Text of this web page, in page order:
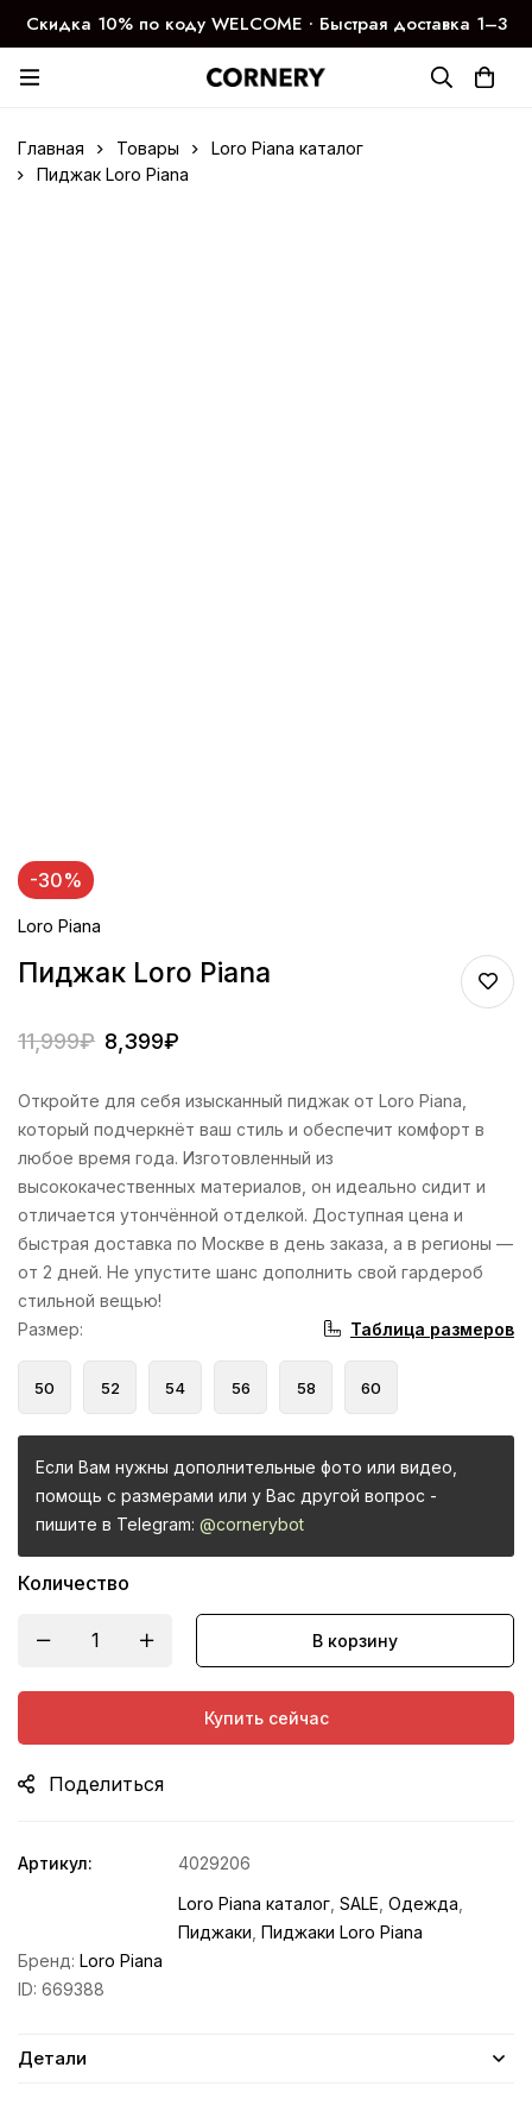
Скидка 10% по коду WELCOME ∙ Быстрая доставка 1–3
дня
Главная Товары
Loro Piana каталог
Пиджак Loro Piana
-30%
Loro Piana
Пиджак Loro Piana
11,999₽ 8,399₽
Откройте для себя изысканный пиджак от Loro Piana,
который подчеркнёт ваш стиль и обеспечит комфорт в
любое время года. Изготовленный из
высококачественных материалов, он идеально сидит и
отличается утончённой отделкой. Доступная цена и
быстрая доставка по Москве в день заказа, а в регионы —
от 2 дней. Не упустите шанс дополнить свой гардероб
стильной вещью!
Размер: Таблица размеров
50 52 54 56 58 60
Если Вам нужны дополнительные фото или видео,
помощь с размерами или у Вас другой вопрос -
пишите в Telegram: @cornerybot
Количество
В корзину
Купить сейчас
Поделиться
Артикул:
4029206
Loro Piana каталог SALE Одежда
Пиджаки Пиджаки Loro Piana
Бренд: Loro Piana
ID: 669388
Детали